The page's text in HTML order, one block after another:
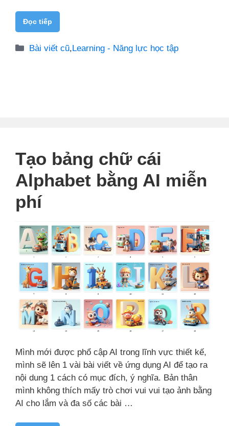
Đọc tiếp
Danh
Bài viết cũ, Learning - Năng lực học tập
Tạo bảng chữ cái
Alphabet bằng AI miễn
phí
Mình mới được phổ cập AI trong lĩnh vực thiết kế,
mình sẽ lên 1 vài bài viết về ứng dụng AI để tạo ra
nội dung 1 cách có mục đích, ý nghĩa. Bản thân
mình không thích mấy trò chơi vui vui tạo ảnh bằng
AI cho lắm và đa số các bài …